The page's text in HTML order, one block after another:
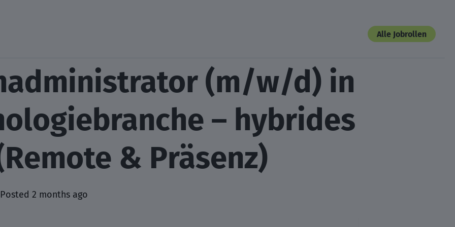
Alle Jobrollen
(m/w/d) in
– hybrides
& Präsenz)
Posted 2 months ago